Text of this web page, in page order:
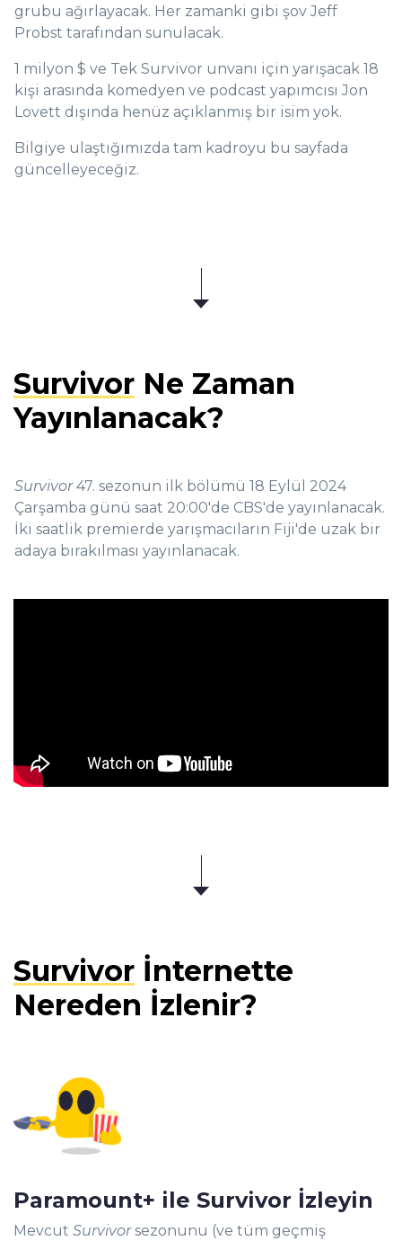
grubu ağırlayacak. Her zamanki gibi şov Jeff
Probst tarafından sunulacak.
1 milyon $ ve Tek Survivor unvanı için yarışacak 18
kişi arasında komedyen ve podcast yapımcısı Jon
Lovett dışında henüz açıklanmış bir isim yok.
Bilgiye ulaştığımızda tam kadroyu bu sayfada
güncelleyeceğiz.
Survivor Ne Zaman
Yayınlanacak?
Survivor47. sezonun ilk bölümü 18 Eylül 2024
Çarşamba günü saat 20:00'de CBS'de yayınlanacak.
İki saatlik premierde yarışmacıların Fiji'de uzak bir
adaya bırakılması yayınlanacak.
Survivor İnternette
Nereden İzlenir?
Paramount+ ile Survivor İzleyin
Mevcut Survivorsezonunu (ve tüm geçmiş